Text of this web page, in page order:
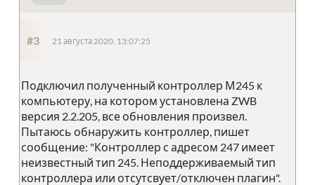
#3 21 августа 2020, 13:07:25
Подключил полученный контроллер М245 к
компьютеру, на котором установлена ZWB
версия 2.2.205, все обновления произвел.
Пытаюсь обнаружить контроллер, пишет
сообщение: "Контроллер с адресом 247 имеет
неизвестный тип 245. Неподдерживаемый тип
контроллера или отсутсвует/отключен плагин".